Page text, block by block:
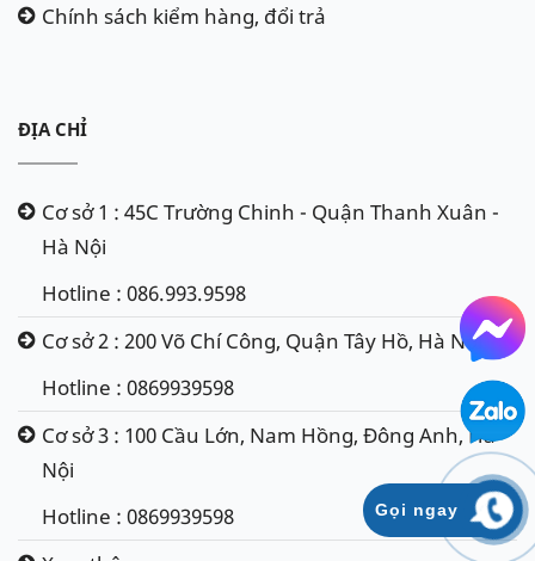
Chính sách kiểm hàng, đổi trả
ĐỊA CHỈ
Cơ sở 1 : 45C Trường Chinh - Quận Thanh Xuân -
Hà Nội
Hotline : 086.993.9598
Cơ sở 2 : 200 Võ Chí Công, Quận Tây Hồ, Hà Nội
Hotline : 0869939598
Cơ sở 3 : 100 Cầu Lớn, Nam Hồng, Đông Anh, Hà
Nội
Hotline : 0869939598
Gọi ngay